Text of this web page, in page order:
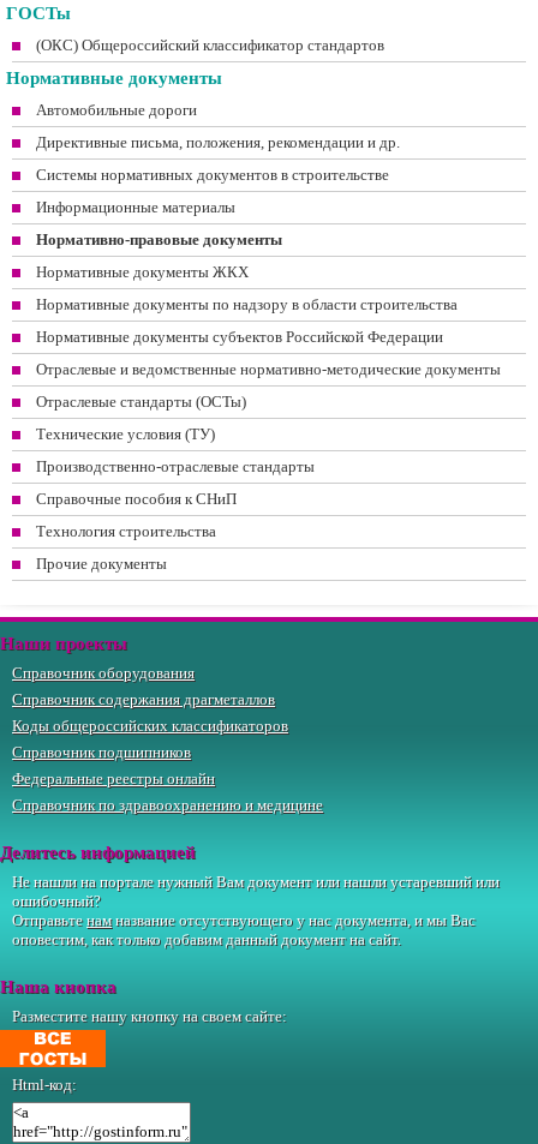
ГОСТы
(ОКС) Общероссийский классификатор стандартов
Нормативные документы
Автомобильные дороги
Директивные письма, положения, рекомендации и др.
Системы нормативных документов в строительстве
Информационные материалы
Нормативно-правовые документы
Нормативные документы ЖКХ
Нормативные документы по надзору в области строительства
Нормативные документы субъектов Российской Федерации
Отраслевые и ведомственные нормативно-методические документы
Отраслевые стандарты (ОСТы)
Технические условия (ТУ)
Производственно-отраслевые стандарты
Справочные пособия к СНиП
Технология строительства
Прочие документы
Наши проекты
Справочник оборудования
Справочник содержания драгметаллов
Коды общероссийских классификаторов
Справочник подшипников
Федеральные реестры онлайн
Справочник по здравоохранению и медицине
Делитесь информацией
Не нашли на портале нужный Вам документ или нашли устаревший или
ошибочный?
Отправьтенамназвание отсутствующего у нас документа, и мы Вас
оповестим, как только добавим данный документ на сайт.
Наша кнопка
Разместите нашу кнопку на своем сайте:
Html-код: